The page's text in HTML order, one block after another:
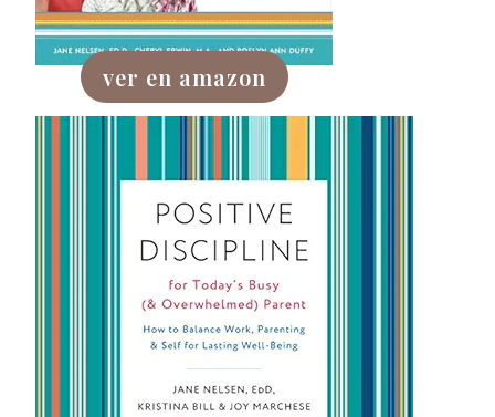
ver en amazon